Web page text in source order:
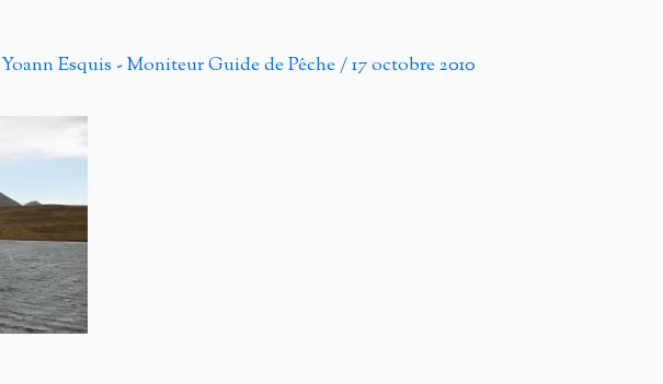
Yoann Esquis - Moniteur Guide de Pêche/17 octobre 2010